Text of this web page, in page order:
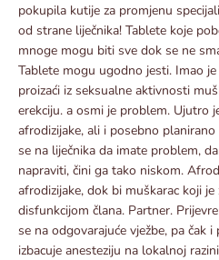
pokupila kutije za promjenu
od strane liječnika! Tablete koje
mnoge mogu biti sve dok se ne
Tablete mogu ugodno jesti. Imao
proizaći iz seksualne aktivnosti
erekciju. a osmi je problem. Ujutro
afrodizijake, ali i posebno
se na liječnika da imate problem,
napraviti, čini ga tako niskom.
afrodizijake, dok bi muškarac koji
disfunkcijom člana. Partner.
se na odgovarajuće vježbe, pa čak
izbacuje anesteziju na lokalnoj